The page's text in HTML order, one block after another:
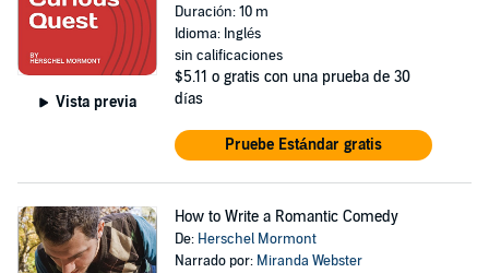
Vista previa
Duración: 10 m
Idioma: Inglés
sin calificaciones
$5.11 o gratis con una prueba de 30
días
Pruebe Estándar gratis
How to Write a Romantic Comedy
De: Herschel Mormont
Narrado por: Miranda Webster